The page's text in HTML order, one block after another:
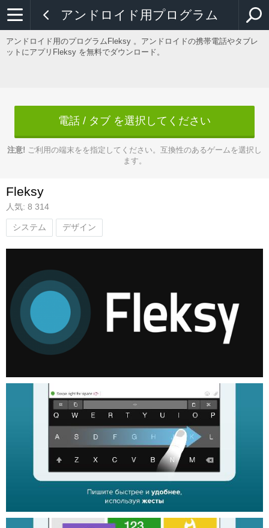
アンドロイド用プログラム
アンドロイド用のプログラムFleksy 。アンドロイドの携帯電話やタブレ
ットにアプリFleksy を無料でダウンロード。
電話 / タブ を選択してください
注意! ご利用の端末をを指定してください。互換性のあるゲームを選択し
ます。
Fleksy
人気: 8 314
システム デザイン